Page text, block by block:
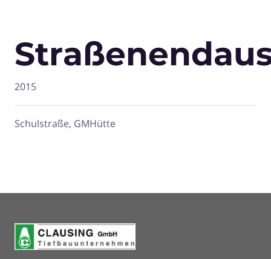
2015
Schulstraße, GMHütte